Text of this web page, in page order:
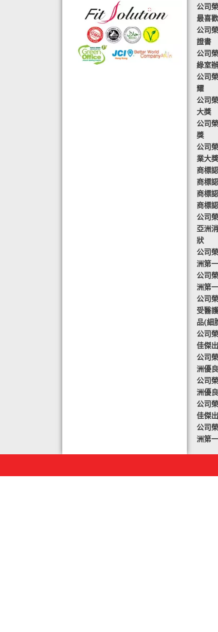
合香港食品標準,不含重金屬,農藥,細
菌,並頒發香港優質正印.
◆ 熱烈恭賀,FIT SOLUTION細胞營養
榮獲澳門廚皇協會頒發-我最喜愛的健
康飲品金獎
公司
最喜
公司
證書
公司
綠室
公司
耀
公司
大獎
公司
獎
公司
業大獎
商標
商標
商標
商標
公司
亞洲
狀
公司
洲第
公司
洲第
公司
受醫
品(細
公司
佳傑
公司
洲優
公司
洲優
公司
佳傑
公司
洲第